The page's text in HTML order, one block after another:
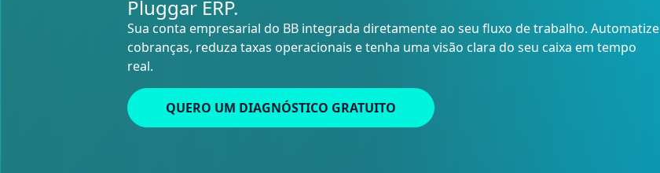
Pluggar ERP.
Sua conta empresarial do BB integrada diretamente ao seu fluxo de trabalho. Automatize
cobranças, reduza taxas operacionais e tenha uma visão clara do seu caixa em tempo
real.
QUERO UM DIAGNÓSTICO GRATUITO